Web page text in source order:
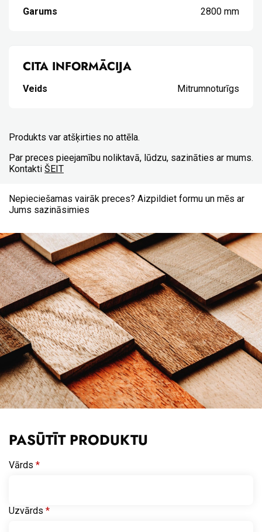
Garums
2800 mm
CITA INFORMĀCIJA
Veids Mitrumnoturīgs
Produkts var atšķirties no attēla.
Par preces pieejamību noliktavā, lūdzu, sazināties ar mums.
Kontakti ŠEIT
PASŪTĪT PRODUKTU
Nepieciešamas vairāk preces? Aizpildiet formu un mēs ar
Jums sazināsimies
Vārds *
Uzvārds *